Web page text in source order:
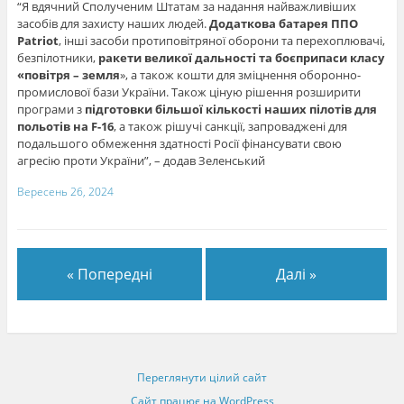
“Я вдячний Сполученим Штатам за надання найважливіших
засобів для захисту наших людей.Додаткова батарея ППО
Patriot, інші засоби протиповітряної оборони та перехоплювачі,
безпілотники, ракети великої дальності та боєприпаси класу
«повітря – земля», а також кошти для зміцнення оборонно-
промислової бази України. Також ціную рішення розширити
програми з підготовки більшої кількості наших пілотів для
польотів на F-16, а також рішучі санкції, запроваджені для
подальшого обмеження здатності Росії фінансувати свою
агресію проти України”, – додав Зеленський
Вересень 26, 2024
« Попередні Далі »
Переглянути цілий сайт
Сайт працює на WordPress